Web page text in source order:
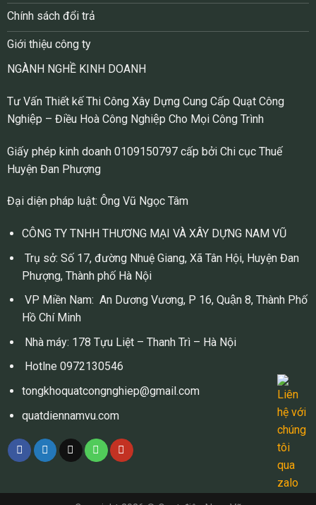
Chính sách đổi trả
Giới thiệu công ty
NGÀNH NGHỀ KINH DOANH
Tư Vấn Thiết kế Thi Công Xây Dựng Cung Cấp Quạt Công
Nghiệp – Điều Hoà Công Nghiệp Cho Mọi Công Trình
Giấy phép kinh doanh 0109150797 cấp bởi Chi cục Thuế
Huyện Đan Phượng
Đại diện pháp luật: Ông Vũ Ngọc Tâm
CÔNG TY TNHH THƯƠNG MẠI VÀ XÂY DỰNG NAM VŨ
Trụ sở: Số 17, đường Nhuệ Giang, Xã Tân Hội, Huyện Đan
Phượng, Thành phố Hà Nội
VP Miền Nam: An Dương Vương, P 16, Quận 8, Thành Phố
Hồ Chí Minh
Nhà máy: 178 Tựu Liệt – Thanh Trì – Hà Nội
Hotlne 0972130546
tongkhoquatcongnghiep@gmail.com
quatdiennamvu.com